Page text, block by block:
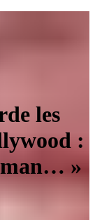
les
:
»